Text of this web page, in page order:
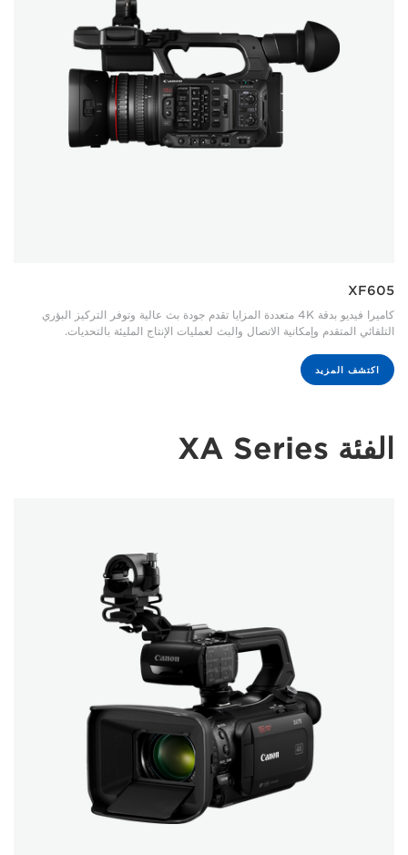
XF605
كاميرا فيديو بدقة 4K متعددة المزايا تقدم جودة بث عالية وتوفر التركيز البؤري
التلقائي المتقدم وإمكانية الاتصال والبث لعمليات الإنتاج المليئة بالتحديات.
اكتشف المزيد
الفئة XA Series